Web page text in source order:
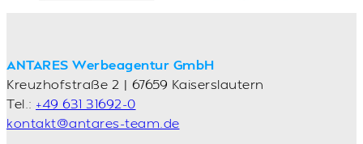
ANTARES Werbeagentur GmbH
Kreuzhofstraße 2 | 67659 Kaiserslautern
Tel.: +49 631 31692-0
kontakt@antares-team.de